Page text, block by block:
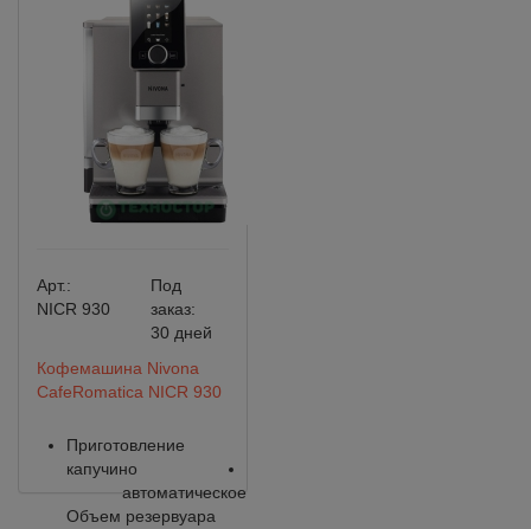
Арт.:
NICR 930
Под
заказ:
30 дней
Кофемашина Nivona
CafeRomatica NICR 930
Приготовление
капучино
автоматическое
Объем резервуара